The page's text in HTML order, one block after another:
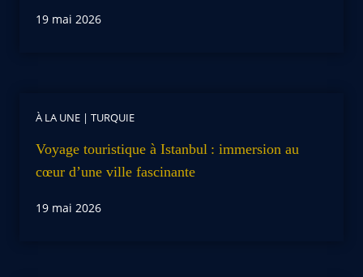
19 mai 2026
À LA UNE | TURQUIE
Voyage touristique à Istanbul : immersion au
cœur d’une ville fascinante
19 mai 2026